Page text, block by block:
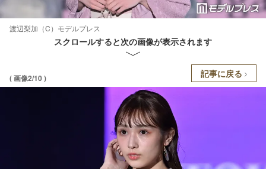
渡辺梨加（C）モデルプレス
スクロールすると次の画像が表示されます
( 画像2/10 ) 記事に戻る